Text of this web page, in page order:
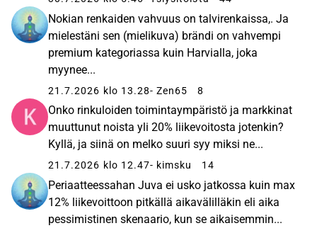
Nokian renkaiden vahvuus on talvirenkaissa,. Ja
mielestäni sen (mielikuva) brändi on vahvempi
premium kategoriassa kuin Harvialla, joka
myynee...
21.7.2026 klo 13.28- Zen65 8
Onko rinkuloiden toimintaympäristö ja markkinat
muuttunut noista yli 20% liikevoitosta jotenkin?
Kyllä, ja siinä on melko suuri syy miksi ne...
21.7.2026 klo 12.47- kimsku 14
Periaatteessahan Juva ei usko jatkossa kuin max
12% liikevoittoon pitkällä aikavälilläkin eli aika
pessimistinen skenaario, kun se aikaisemmin...